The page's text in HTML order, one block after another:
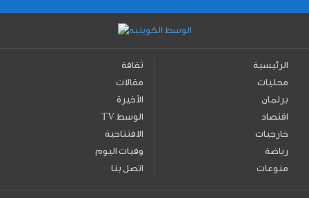
الرئيسية
محليات
برلمان
اقتصاد
خارجيات
رياضة
منوعات
ثقافة
مقالات
الأخيرة
TV الوسط
الافتتاحية
وفيات اليوم
اتصل بنا